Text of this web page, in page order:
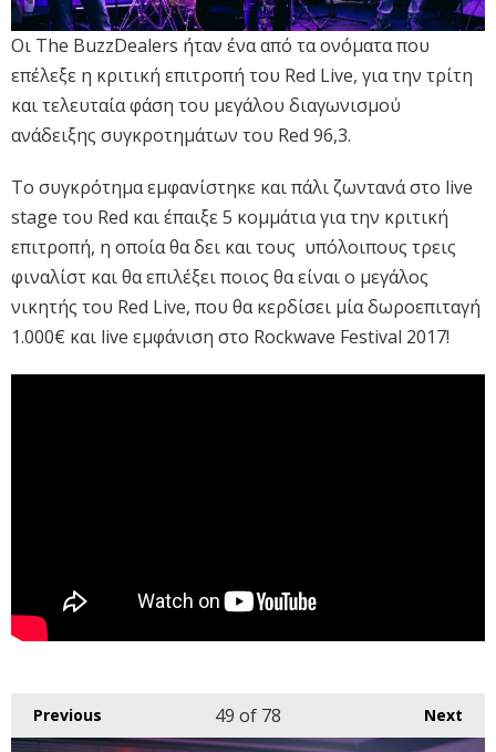
Οι The BuzzDealers ήταν ένα από τα ονόματα που
επέλεξε η κριτική επιτροπή του Red Live, για την τρίτη
και τελευταία φάση του μεγάλου διαγωνισμού
ανάδειξης συγκροτημάτων του Red 96,3.
Το συγκρότημα εμφανίστηκε και πάλι ζωντανά στο live
stage του Red και έπαιξε 5 κομμάτια για την κριτική
επιτροπή, η οποία θα δει και τους υπόλοιπους τρεις
φιναλίστ και θα επιλέξει ποιος θα είναι ο μεγάλος
νικητής του Red Live, που θα κερδίσει μία δωροεπιταγή
1.000€ και live εμφάνιση στο Rockwave Festival 2017!
Previous Next
49 of 78